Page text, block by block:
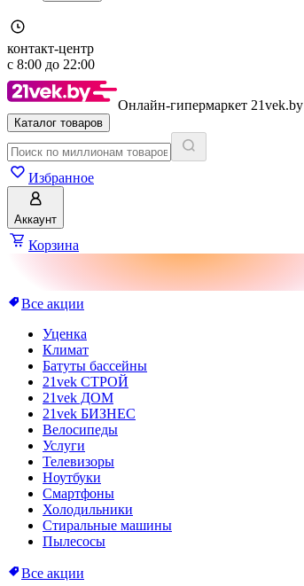
контакт-центр
с 8:00 до 22:00
Онлайн-гипермаркет 21vek.by
Каталог товаров
Избранное
Аккаунт
Корзина
Все акции
Уценка
Климат
Батуты бассейны
21vek СТРОЙ
21vek ДОМ
21vek БИЗНЕС
Велосипеды
Услуги
Телевизоры
Ноутбуки
Смартфоны
Холодильники
Стиральные машины
Пылесосы
Все акции